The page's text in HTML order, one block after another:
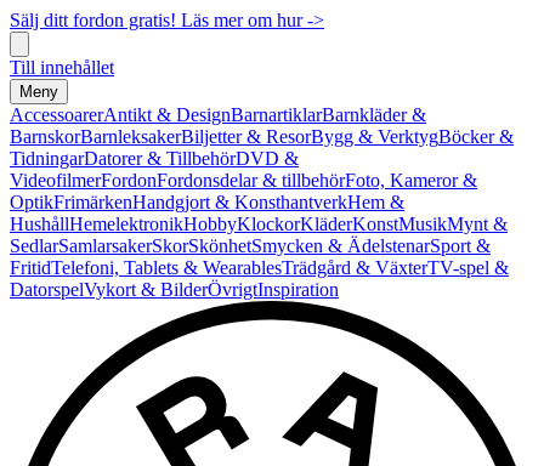
Sälj ditt fordon gratis! Läs mer om hur ->
Till innehållet
Meny
AccessoarerAntikt & DesignBarnartiklarBarnkläder &
BarnskorBarnleksakerBiljetter & ResorBygg & VerktygBöcker &
TidningarDatorer & TillbehörDVD &
VideofilmerFordonFordonsdelar & tillbehörFoto, Kameror &
OptikFrimärkenHandgjort & KonsthantverkHem &
HushållHemelektronikHobbyKlockorKläderKonstMusikMynt &
SedlarSamlarsakerSkorSkönhetSmycken & ÄdelstenarSport &
FritidTelefoni, Tablets & WearablesTrädgård & VäxterTV-spel &
DatorspelVykort & BilderÖvrigtInspiration